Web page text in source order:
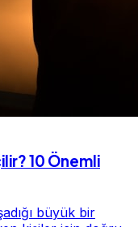
10 Önemli
büyük bir